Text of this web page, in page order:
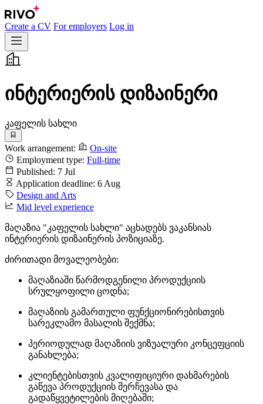
Create a CV For employers Log in
ინტერიერის დიზაინერი
კაფელის სახლი
Work arrangement:
On-site
Employment type: Full-time
Published: 7 Jul
Application deadline: 6 Aug
Design and Arts
Mid level experience
მაღაზია "კაფელის სახლი" აცხადებს ვაკანსიას
ინტერიერის დიზაინერის პოზიციაზე.
ძირითადი მოვალეობები:
მაღაზიაში წარმოდგენილი პროდუქციის
სრულყოფილი ცოდნა;
მაღაზიის გამართული ფუნქციონირებისთვის
სარეკლამო მასალის შექმნა;
პერიოდულად მაღაზიის ვიზუალური კონცეფციის
განახლება;
კლიენტებისთვის კვალიფიციური დახმარების
გაწევა პროდუქციის შერჩევასა და
გადაწყვეტილების მიღებაში;